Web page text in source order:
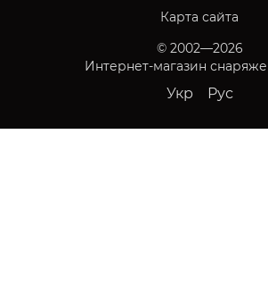
Карта сайта
© 2002—2026
Интернет-магазин
Укр Рус